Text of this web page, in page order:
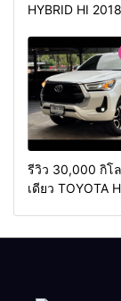
HYBRID HI
บาท🛣️วิ่งน้อย
กิโลเมตร
รีวิว 30,000 กิโ
เดียว TOYOTA